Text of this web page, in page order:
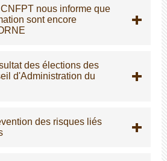
CNFPT nous informe que
sont encore
des élections des
d'Administration du
des risques liés